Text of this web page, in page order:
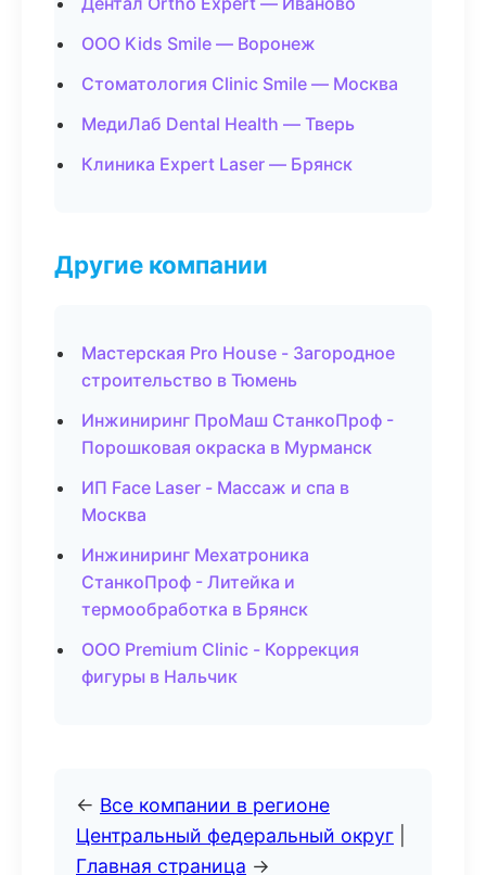
ООО Kids Smile — Воронеж
Стоматология Clinic Smile — Москва
МедиЛаб Dental Health — Тверь
Клиника Expert Laser — Брянск
Другие компании
Мастерская Pro House - Загородное
строительство в Тюмень
Инжиниринг ПроМаш СтанкоПроф -
Порошковая окраска в Мурманск
ИП Face Laser - Массаж и спа в
Москва
Инжиниринг Мехатроника
СтанкоПроф - Литейка и
термообработка в Брянск
ООО Premium Clinic - Коррекция
фигуры в Нальчик
← Все компании в регионе
Центральный федеральный округ
Главная страница →